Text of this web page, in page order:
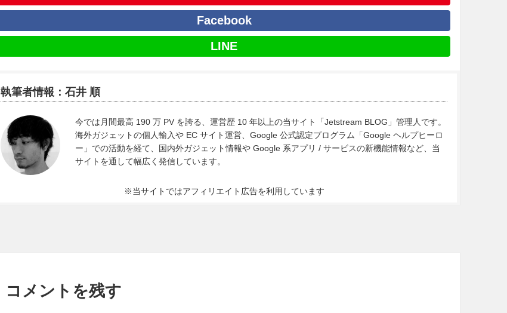
Facebook
LINE
執筆者情報：石井 順
今では月間最高 190 万 PV を誇る、運営歴 10 年以上の当サイト「Jetstream BLOG」管理人です。
海外ガジェットの個人輸入や EC サイト運営、Google 公式認定プログラム「Google ヘルプヒーロ
ー」での活動を経て、国内外ガジェット情報や Google 系アプリ / サービスの新機能情報など、当
サイトを通して幅広く発信しています。
※当サイトではアフィリエイト広告を利用しています
コメントを残す